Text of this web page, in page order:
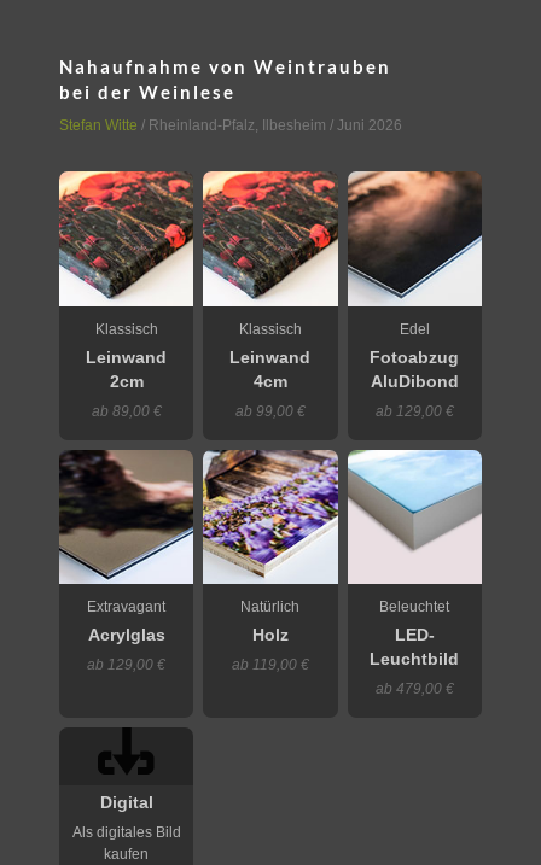
Nahaufnahme von Weintrauben
bei der Weinlese
Stefan Witte / Rheinland-Pfalz, Ilbesheim / Juni 2026
Klassisch
Leinwand
2cm
ab 89,00 €
Klassisch
Leinwand
4cm
ab 99,00 €
Edel
Fotoabzug
AluDibond
ab 129,00 €
Extravagant
Acrylglas
ab 129,00 €
Natürlich
Holz
ab 119,00 €
Beleuchtet
LED-
Leuchtbild
ab 479,00 €
Digital
Als digitales Bild
kaufen